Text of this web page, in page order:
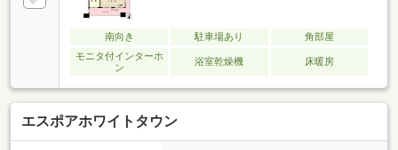
南向き 駐車場あり
角部屋
モニタ付インターホ
ン
浴室乾燥機 床暖房
エスポアホワイトタウン